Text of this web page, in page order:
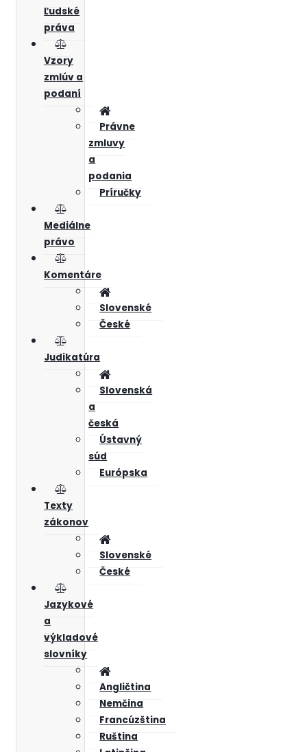
Ľudské
práva
Vzory
zmlúv a
podaní
Právne
zmluvy
a
podania
Príručky
Mediálne
právo
Komentáre
Slovenské
České
Judikatúra
Slovenská
a
česká
Ústavný
súd
Európska
Texty
zákonov
Slovenské
České
Jazykové
a
výkladové
slovníky
Angličtina
Nemčina
Francúzština
Ruština